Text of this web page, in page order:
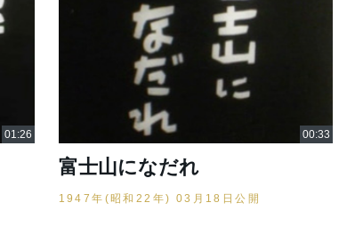
富士山になだれ
1947年(昭和22年) 03月18日公開